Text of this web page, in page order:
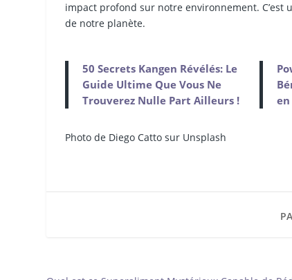
impact profond sur notre environnement.
de notre planète.
50 Secrets Kangen Révélés: Le
Guide Ultime Que Vous Ne
Trouverez Nulle Part Ailleurs !
en
Photo de Diego Catto sur Unsplash